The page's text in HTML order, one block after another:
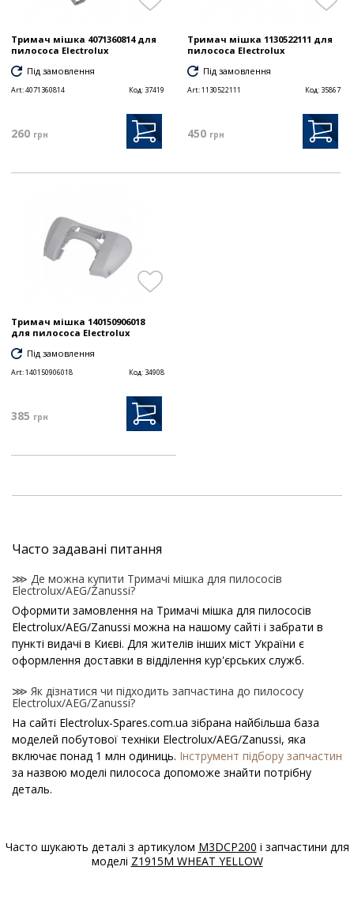
Тримач мішка 4071360814 для
пилососа Electrolux
Під замовлення
Art:4071360814 Код: 37419
260 грн
Тримач мішка 1130522111 для
пилососа Electrolux
Під замовлення
Art:1130522111 Код: 35867
450 грн
Тримач мішка 140150906018
для пилососа Electrolux
Під замовлення
Art:140150906018 Код: 34908
385 грн
Часто задавані питання
⋙ Де можна купити Тримачі мішка для пилососів
Electrolux/AEG/Zanussi?
Оформити замовлення на Тримачі мішка для пилососів
Electrolux/AEG/Zanussi можна на нашому сайті і забрати в
пункті видачі в Києві. Для жителів інших міст України є
оформлення доставки в відділення кур'єрських служб.
⋙ Як дізнатися чи підходить запчастина до пилососу
Electrolux/AEG/Zanussi?
На сайті Electrolux-Spares.com.ua зібрана найбільша база
моделей побутової техніки Electrolux/AEG/Zanussi, яка
включає понад 1 млн одиниць. Інструмент підбору запчастин
за назвою моделі пилососа допоможе знайти потрібну
деталь.
параметрами - шильдик знаходиться на корпусі пилососа
Electrolux/AEG/Zanussi.
Часто шукають деталі з артикулом M3DCP200 і запчастини для
моделі Z1915M WHEAT YELLOW